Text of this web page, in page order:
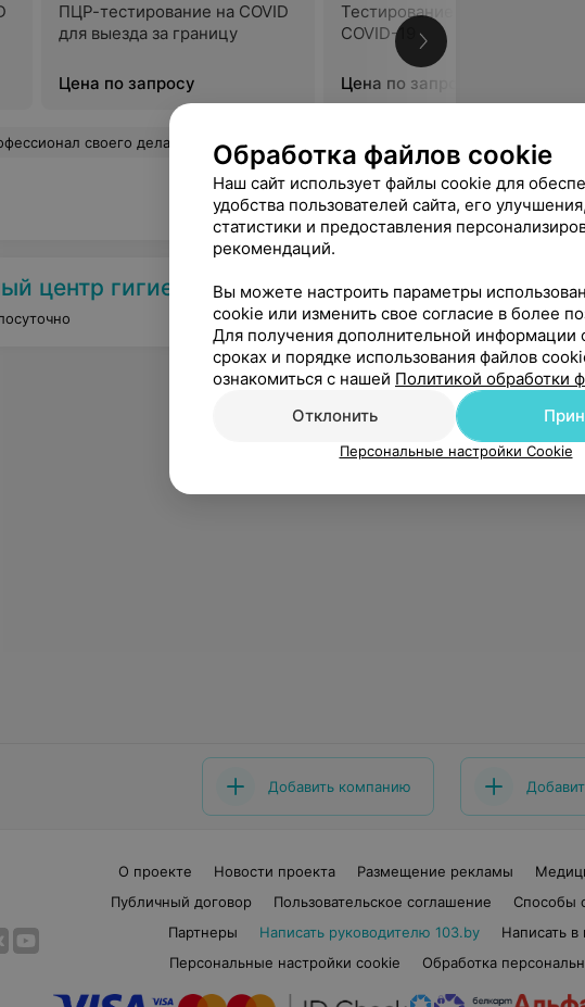
ПЦР-тестирование на COVID
для выезда за границу
Цена по запросу
Тестирование на антитела
COVID-19
Цена по запросу
дела. Спасибо большое за то, что в такой ответственный момент были рядом Еще
гигиены и эпидемиологии
Добавить компанию
О проекте Новости проекта Размещение рекламы
Публичный договор
Пользовательское соглашение Способы
Партнеры
Написать руководителю 103.by
Написать
Персональные настройки cookie
Обработка
Обработка файлов cookie
Наш сайт использует файлы cookie для
удобства пользователей сайта, его
статистики и предоставления
рекомендаций.
Вы можете настроить параметры
cookie или изменить свое согласие в более
Для получения дополнительной информации
сроках и порядке использования файлов
ознакомиться с нашей Политикой обработки
Отклонить
Персональные настройки Cookie